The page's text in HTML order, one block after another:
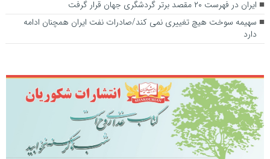
ایران در فهرست ۲۰ مقصد برتر گردشگری جهان قرار گرفت
سهیمه سوخت هیچ تغییری نمی کند/صادرات نفت ایران همچنان ادامه
دارد